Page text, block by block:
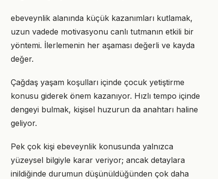
ebeveynlik alanında küçük kazanımları kutlamak,
uzun vadede motivasyonu canlı tutmanın etkili bir
yöntemi. İlerlemenin her aşaması değerli ve kayda
değer.
Çağdaş yaşam koşulları içinde çocuk yetiştirme
konusu giderek önem kazanıyor. Hızlı tempo içinde
dengeyi bulmak, kişisel huzurun da anahtarı haline
geliyor.
Pek çok kişi ebeveynlik konusunda yalnızca
yüzeysel bilgiyle karar veriyor; ancak detaylara
inildiğinde durumun düşünüldüğünden çok daha